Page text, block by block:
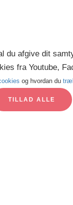
du afgive dit
fra Youtube,
og hvordan du
TILLAD ALLE